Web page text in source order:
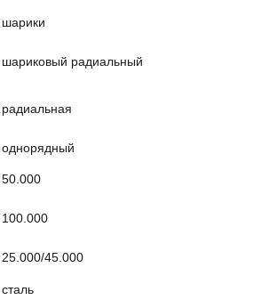
шарики
шариковый радиальный
радиальная
однорядный
50.000
100.000
25.000/45.000
сталь